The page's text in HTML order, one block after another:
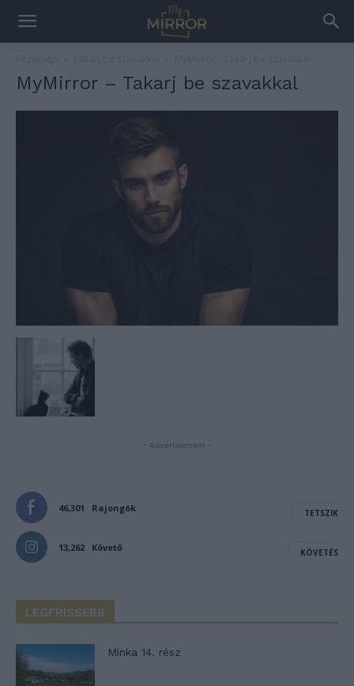
MyMirror – Takarj be szavakkal
- Advertisement -
46,301 Rajongók TETSZIK
13,262 Követő KÖVETÉS
LEGFRISSEBB
Minka 14. rész